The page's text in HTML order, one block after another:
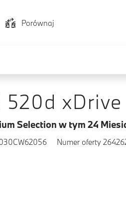
Porównaj
520d
Selection w tym 24
Numer oferty